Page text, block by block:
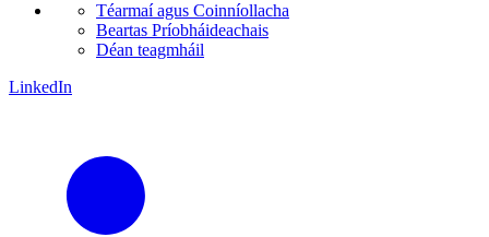
Téarmaí agus Coinníollacha
Beartas Príobháideachais
Déan teagmháil
LinkedIn